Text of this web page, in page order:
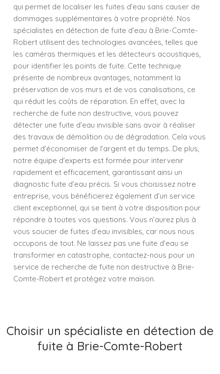
qui permet de localiser les fuites d’eau sans causer de
dommages supplémentaires à votre propriété. Nos
spécialistes en détection de fuite d’eau à Brie-Comte-
Robert utilisent des technologies avancées, telles que
les caméras thermiques et les détecteurs acoustiques,
pour identifier les points de fuite. Cette technique
présente de nombreux avantages, notamment la
préservation de vos murs et de vos canalisations, ce
qui réduit les coûts de réparation. En effet, avec la
recherche de fuite non destructive, vous pouvez
détecter une fuite d’eau invisible sans avoir à réaliser
des travaux de démolition ou de dégradation. Cela vous
permet d’économiser de l’argent et du temps. De plus,
notre équipe d'experts est formée pour intervenir
rapidement et efficacement, garantissant ainsi un
diagnostic fuite d’eau précis. Si vous choisissez notre
entreprise, vous bénéficierez également d’un service
client exceptionnel, qui se tient à votre disposition pour
répondre à toutes vos questions. Vous n’aurez plus à
vous soucier de fuites d’eau invisibles, car nous nous
occupons de tout. Ne laissez pas une fuite d’eau se
transformer en catastrophe, contactez-nous pour un
service de recherche de fuite non destructive à Brie-
Comte-Robert et protégez votre maison.
Choisir un spécialiste en détection de
fuite à Brie-Comte-Robert